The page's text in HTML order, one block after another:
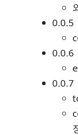
0.0.5
0.0.6
0.0.7